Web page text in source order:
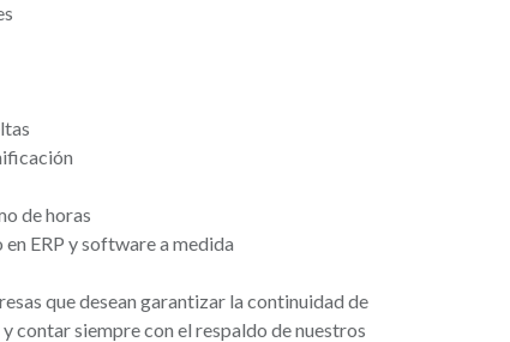
de horas
ERP y software a medida
que desean garantizar la continuidad de
contar siempre con el respaldo de nuestros